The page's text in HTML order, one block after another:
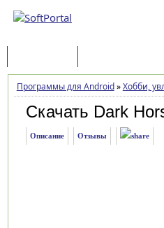
Программы для Android»Хобби,
Скачать Dark
Описание Отзывы